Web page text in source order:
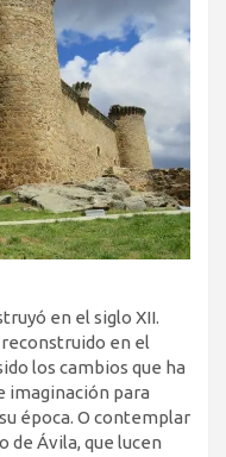
en el siglo XII.
en el
los cambios que ha
imaginación para
época. O contemplar
de Ávila, que lucen